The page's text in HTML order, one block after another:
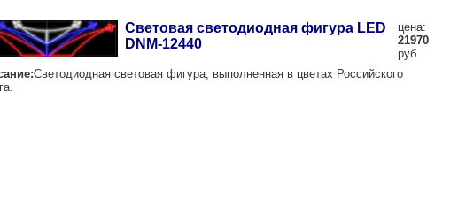
Световая светодиодная фигура LED
DNM-12440
цена:
21970
руб.
Светодиодная световая фигура, выполненная в цветах Российского